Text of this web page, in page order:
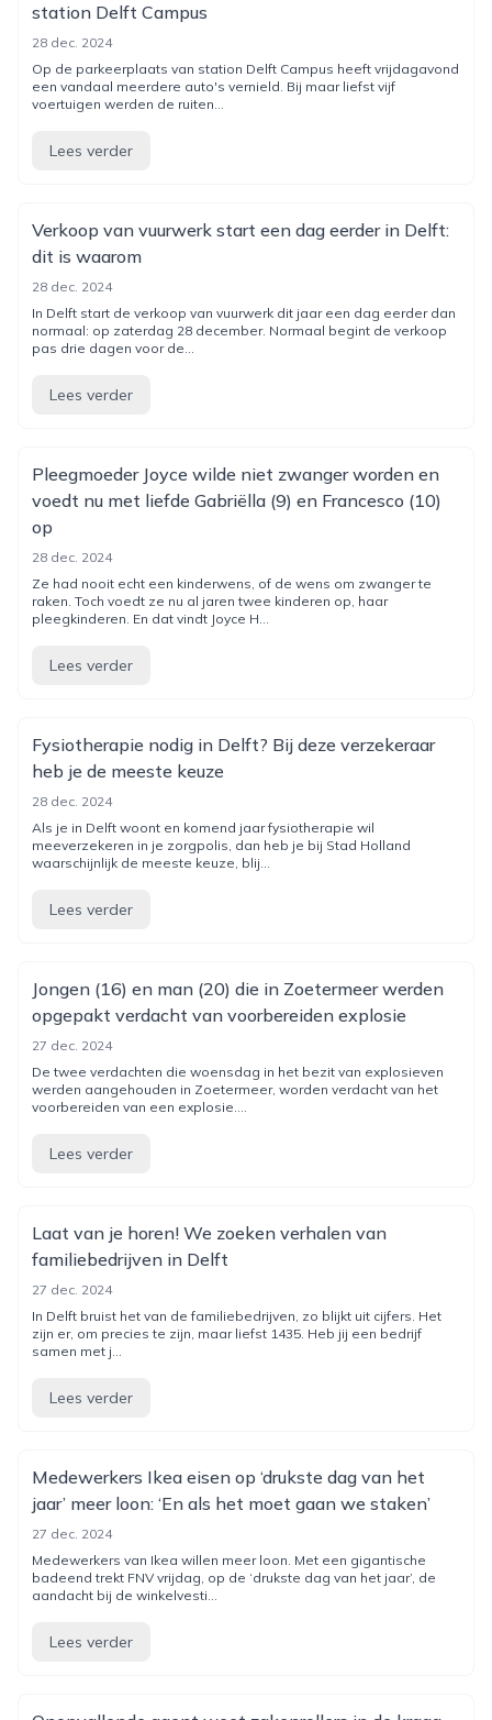
station Delft Campus
28 dec. 2024
Op de parkeerplaats van station Delft Campus heeft vrijdagavond
een vandaal meerdere auto's vernield. Bij maar liefst vijf
voertuigen werden de ruiten...
Lees verder
Verkoop van vuurwerk start een dag eerder in Delft:
dit is waarom
28 dec. 2024
In Delft start de verkoop van vuurwerk dit jaar een dag eerder dan
normaal: op zaterdag 28 december. Normaal begint de verkoop
pas drie dagen voor de...
Lees verder
Pleegmoeder Joyce wilde niet zwanger worden en
voedt nu met liefde Gabriëlla (9) en Francesco (10)
op
28 dec. 2024
Ze had nooit echt een kinderwens, of de wens om zwanger te
raken. Toch voedt ze nu al jaren twee kinderen op, haar
pleegkinderen. En dat vindt Joyce H...
Lees verder
Fysiotherapie nodig in Delft? Bij deze verzekeraar
heb je de meeste keuze
28 dec. 2024
Als je in Delft woont en komend jaar fysiotherapie wil
meeverzekeren in je zorgpolis, dan heb je bij Stad Holland
waarschijnlijk de meeste keuze, blij...
Lees verder
Jongen (16) en man (20) die in Zoetermeer werden
opgepakt verdacht van voorbereiden explosie
27 dec. 2024
De twee verdachten die woensdag in het bezit van explosieven
werden aangehouden in Zoetermeer, worden verdacht van het
voorbereiden van een explosie....
Lees verder
Laat van je horen! We zoeken verhalen van
familiebedrijven in Delft
27 dec. 2024
In Delft bruist het van de familiebedrijven, zo blijkt uit cijfers. Het
zijn er, om precies te zijn, maar liefst 1435. Heb jij een bedrijf
samen met j...
Lees verder
Medewerkers Ikea eisen op ‘drukste dag van het
jaar’ meer loon: ‘En als het moet gaan we staken’
27 dec. 2024
Medewerkers van Ikea willen meer loon. Met een gigantische
badeend trekt FNV vrijdag, op de ‘drukste dag van het jaar’, de
aandacht bij de winkelvesti...
Lees verder